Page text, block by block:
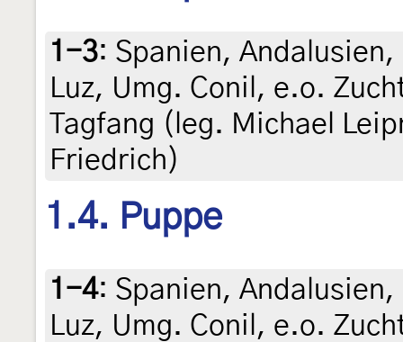
1-3: Spanien,
Luz, Umg. Conil, e.o.
Tagfang (leg. Michael
Friedrich)
1.4. Puppe
1-4: Spanien,
Luz, Umg. Conil, e.o.